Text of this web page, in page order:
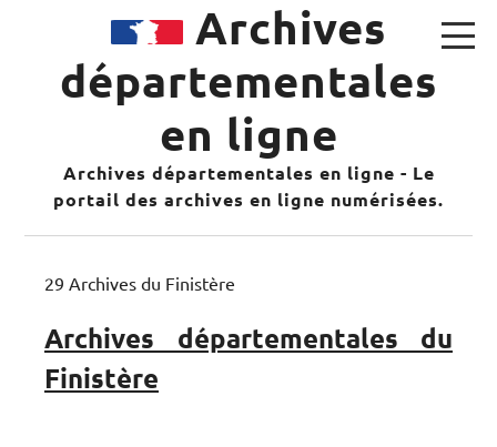
Archives
départementales
en ligne
Archives départementales en ligne - Le
portail des archives en ligne numérisées.
29 Archives du Finistère
Archives départementales du
Finistère